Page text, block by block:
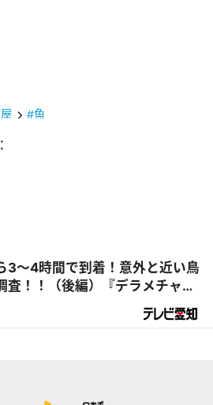
#魚
3～4時間で到着！意外と近い鳥
査！！（後編）『デラメチャ気